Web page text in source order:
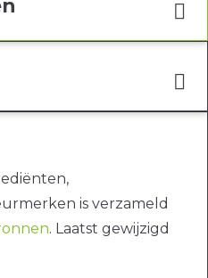
is verzameld
. Laatst gewijzigd